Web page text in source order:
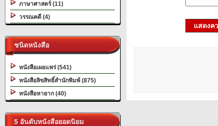
ภาษาศาสตร์ (11)
วรรณคดี (4)
ชนิดหนังสือ
หนังสือเผยแพร่ (541)
หนังสือลิขสิทธิ์สำนักพิมพ์ (875)
หนังสือหายาก (40)
5 อันดับหนังสือยอดนิยม
แสดงค